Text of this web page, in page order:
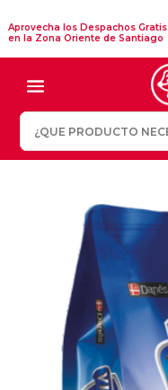
Aprovecha los Despachos Gratis
en la Zona Oriente de Santiago